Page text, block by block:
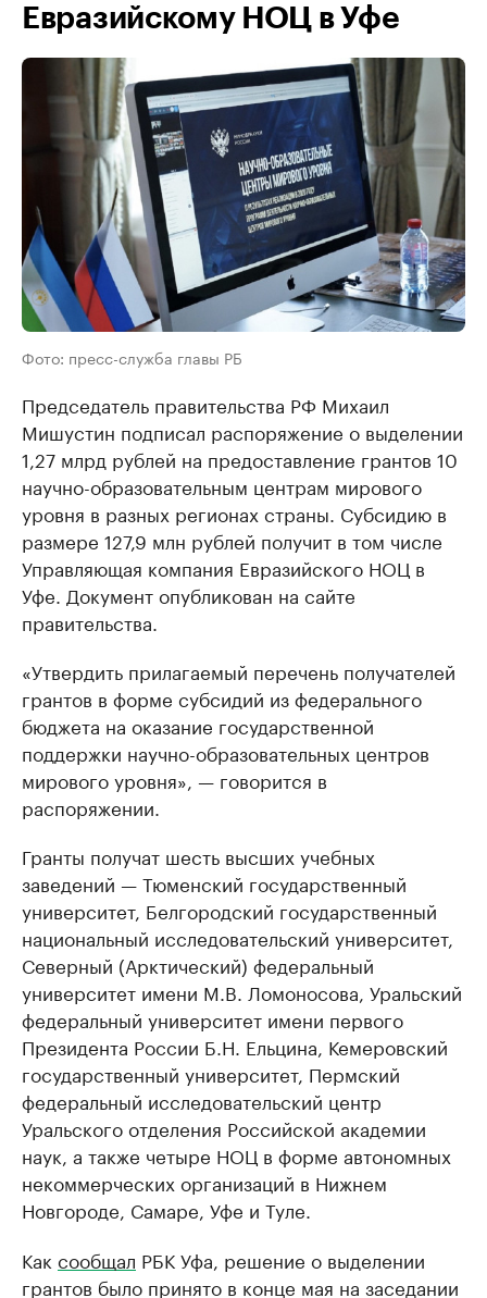
Евразийскому НОЦ в Уфе
Фото: пресс-служба главы РБ
Председатель правительства РФ Михаил
Мишустин подписал распоряжение о выделении
1,27 млрд рублей на предоставление грантов 10
научно-образовательным центрам мирового
уровня в разных регионах страны. Субсидию в
размере 127,9 млн рублей получит в том числе
Управляющая компания Евразийского НОЦ в
Уфе. Документ опубликован на сайте
правительства.
«Утвердить прилагаемый перечень получателей
грантов в форме субсидий из федерального
бюджета на оказание государственной
поддержки научно-образовательных центров
мирового уровня», — говорится в
распоряжении.
Гранты получат шесть высших учебных
заведений — Тюменский государственный
университет, Белгородский государственный
национальный исследовательский университет,
Северный (Арктический) федеральный
университет имени М.В. Ломоносова, Уральский
федеральный университет имени первого
Президента России Б.Н. Ельцина, Кемеровский
государственный университет, Пермский
федеральный исследовательский центр
Уральского отделения Российской академии
наук, а также четыре НОЦ в форме автономных
некоммерческих организаций в Нижнем
Новгороде, Самаре, Уфе и Туле.
Как сообщал РБК Уфа, решение о выделении
грантов было принято в конце мая на заседании